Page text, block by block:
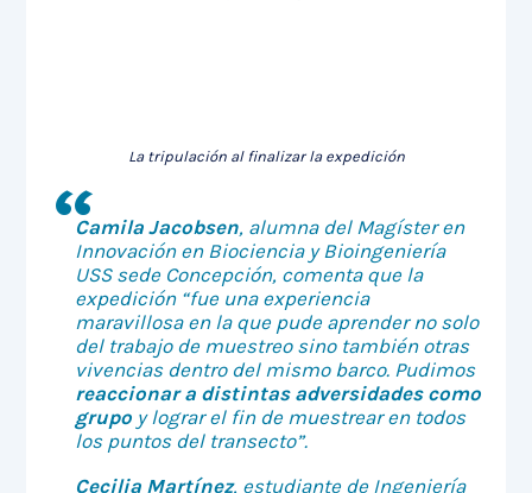
La tripulación al finalizar la expedición
Camila Jacobsen, alumna del Magíster en
Innovación en Biociencia y Bioingeniería
USS sede Concepción, comenta que la
expedición “fue una experiencia
maravillosa en la que pude aprender no solo
del trabajo de muestreo sino también otras
vivencias dentro del mismo barco. Pudimos
reaccionar a distintas adversidades como
grupoy lograr el fin de muestrear en todos
los puntos del transecto”.
Cecilia Martínez, estudiante de Ingeniería